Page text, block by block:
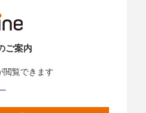
ご案内
閲覧できます